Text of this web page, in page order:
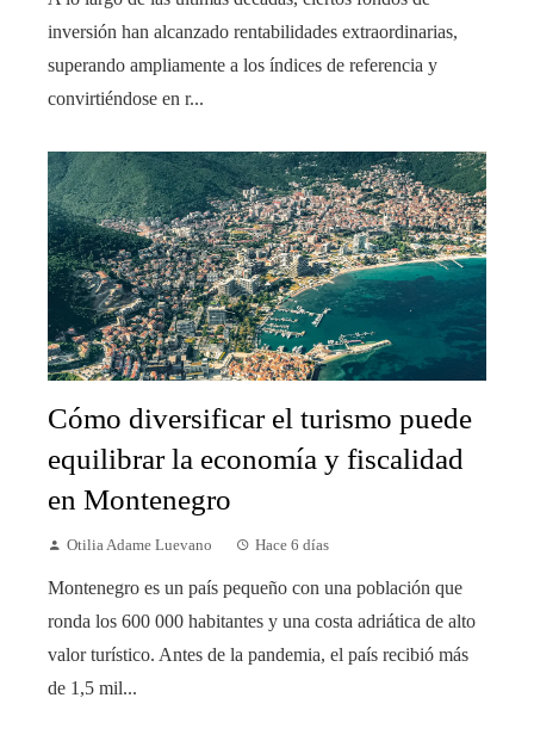
inversión han alcanzado rentabilidades extraordinarias,
superando ampliamente a los índices de referencia y
convirtiéndose en r...
Cómo diversificar el turismo puede
equilibrar la economía y fiscalidad
en Montenegro
Otilia Adame Luevano Hace 6 días
Montenegro es un país pequeño con una población que
ronda los 600 000 habitantes y una costa adriática de alto
valor turístico. Antes de la pandemia, el país recibió más
de 1,5 mil...